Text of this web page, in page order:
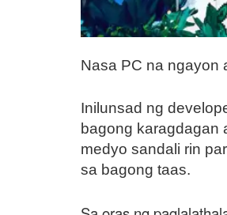
Nasa PC na ngayon
Inilunsad ng
bagong karagdagan
medyo sandali rin
sa bagong taas.